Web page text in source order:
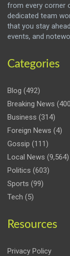
from every corner
dedicated team
that you stay
events, and
Categories
Blog (492)
Breaking News
Business (314)
Foreign News (4)
Gossip (111)
Local News (9,564)
Politics (603)
Sports (99)
Tech (5)
Resources
Privacy Policy